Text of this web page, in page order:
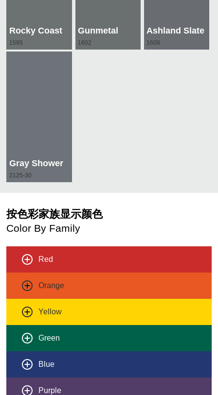
Rocky Coast
1595
Gunmetal
1602
Ashland Slate
1608
Gray Shower
2125-30
按色彩家族显示颜色
Color By Family
Red
Orange
Yellow
Green
Blue
Purple